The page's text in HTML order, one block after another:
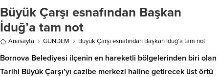
Büyük Çarşı esnafından Başkan
İduğ’a tam not
Anasayfa GÜNDEM Büyük Çarşı esnafından Başkan İduğ’a tam not
Bornova Belediyesi ilçenin en hareketli bölgelerinden biri olan
Tarihi Büyük Çarşı’yı cazibe merkezi haline getirecek üst örtü